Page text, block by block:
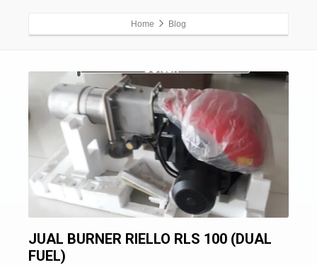
Home Blog
JUAL BURNER RIELLO RLS 100 (DUAL
FUEL)